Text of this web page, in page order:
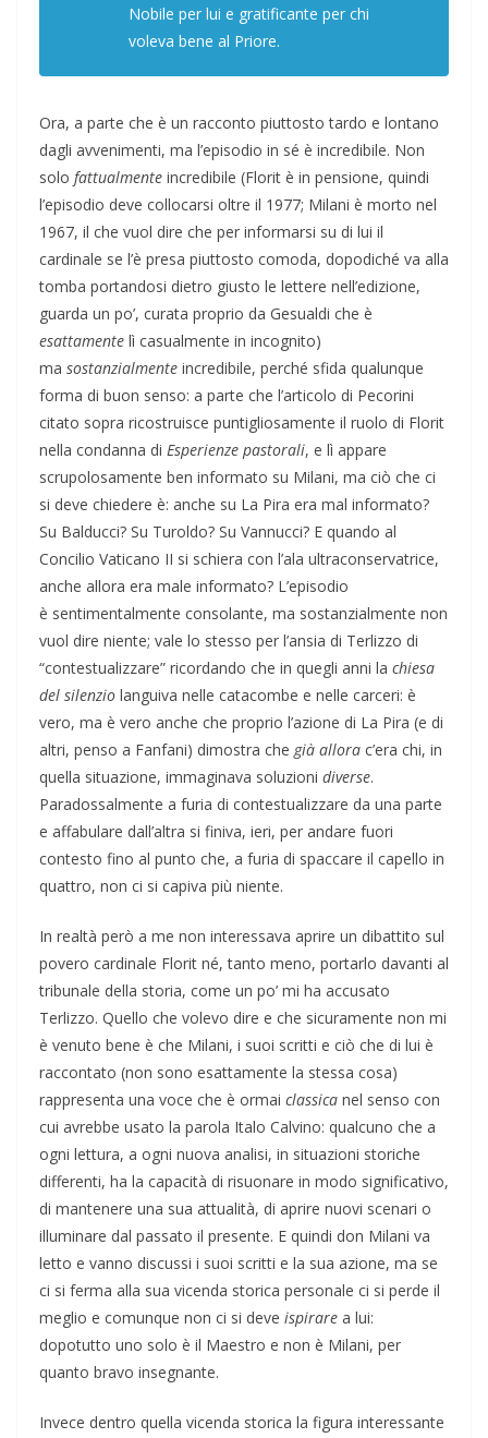
Nobile per lui e gratificante per chi
voleva bene al Priore.
Ora, a parte che è un racconto piuttosto tardo e lontano
dagli avvenimenti, ma l’episodio in sé è incredibile. Non
solo fattualmente incredibile (Florit è in pensione, quindi
l’episodio deve collocarsi oltre il 1977; Milani è morto nel
1967, il che vuol dire che per informarsi su di lui il
cardinale se l’è presa piuttosto comoda, dopodiché va alla
tomba portandosi dietro giusto le lettere nell’edizione,
guarda un po’, curata proprio da Gesualdi che è
esattamente lì casualmente in incognito)
ma sostanzialmente incredibile, perché sfida qualunque
forma di buon senso: a parte che l’articolo di Pecorini
citato sopra ricostruisce puntigliosamente il ruolo di Florit
nella condanna di Esperienze pastorali, e lì appare
scrupolosamente ben informato su Milani, ma ciò che ci
si deve chiedere è: anche su La Pira era mal informato?
Su Balducci? Su Turoldo? Su Vannucci? E quando al
Concilio Vaticano II si schiera con l’ala ultraconservatrice,
anche allora era male informato? L’episodio
è sentimentalmente consolante, ma sostanzialmente non
vuol dire niente; vale lo stesso per l’ansia di Terlizzo di
“contestualizzare” ricordando che in quegli anni la chiesa
del silenzio languiva nelle catacombe e nelle carceri: è
vero, ma è vero anche che proprio l’azione di La Pira (e di
altri, penso a Fanfani) dimostra che già allora c’era chi, in
quella situazione, immaginava soluzioni diverse.
Paradossalmente a furia di contestualizzare da una parte
e affabulare dall’altra si finiva, ieri, per andare fuori
contesto fino al punto che, a furia di spaccare il capello in
quattro, non ci si capiva più niente.
In realtà però a me non interessava aprire un dibattito sul
povero cardinale Florit né, tanto meno, portarlo davanti al
tribunale della storia, come un po’ mi ha accusato
Terlizzo. Quello che volevo dire e che sicuramente non mi
è venuto bene è che Milani, i suoi scritti e ciò che di lui è
raccontato (non sono esattamente la stessa cosa)
rappresenta una voce che è ormai classica nel senso con
cui avrebbe usato la parola Italo Calvino: qualcuno che a
ogni lettura, a ogni nuova analisi, in situazioni storiche
differenti, ha la capacità di risuonare in modo significativo,
di mantenere una sua attualità, di aprire nuovi scenari o
illuminare dal passato il presente. E quindi don Milani va
letto e vanno discussi i suoi scritti e la sua azione, ma se
ci si ferma alla sua vicenda storica personale ci si perde il
meglio e comunque non ci si deve ispirare a lui:
dopotutto uno solo è il Maestro e non è Milani, per
quanto bravo insegnante.
Invece dentro quella vicenda storica la figura interessante